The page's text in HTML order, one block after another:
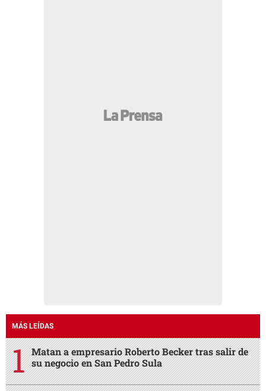
MÁS LEÍDAS
Matan a empresario Roberto Becker tras salir de
su negocio en San Pedro Sula